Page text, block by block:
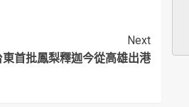
Next
首批鳳梨釋迦今從高雄出港